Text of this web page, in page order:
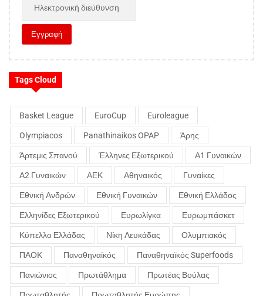
Tags Cloud
Basket League EuroCup Euroleague
Olympiacos Panathinaikos OPAP Άρης
Άρτεμις Σπανού Έλληνες Εξωτερικού Α1 Γυναικών
Α2 Γυναικών ΑΕΚ Αθηναικός Γυναίκες
Εθνική Ανδρών Εθνική Γυναικών Εθνική Ελλάδος
Ελληνίδες Εξωτερικού Ευρωλίγκα Ευρωμπάσκετ
Κύπελλο Ελλάδας Νίκη Λευκάδας Ολυμπιακός
ΠΑΟΚ Παναθηναϊκός Παναθηναϊκός Superfoods
Πανιώνιος Πρωτάθλημα Πρωτέας Βούλας